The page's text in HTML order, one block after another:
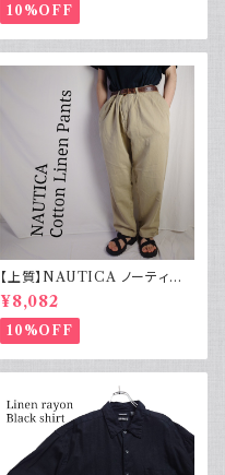
10%OFF
【上質】NAUTICA ノーティカ
コットンリネンパンツ ツータック
¥8,082
10%OFF